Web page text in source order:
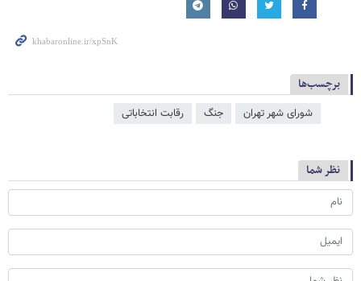
برچسب‌ها
شورای شهر تهران جنگ رقابت انتخاباتی
نظر شما